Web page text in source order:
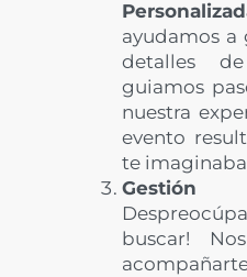
ayudamos a
detalles
guiamos
nuestra
evento
te
Gestión
buscar!